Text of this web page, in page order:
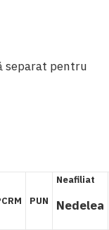
separat pentru
PUN
Neafiliat
Nedelea